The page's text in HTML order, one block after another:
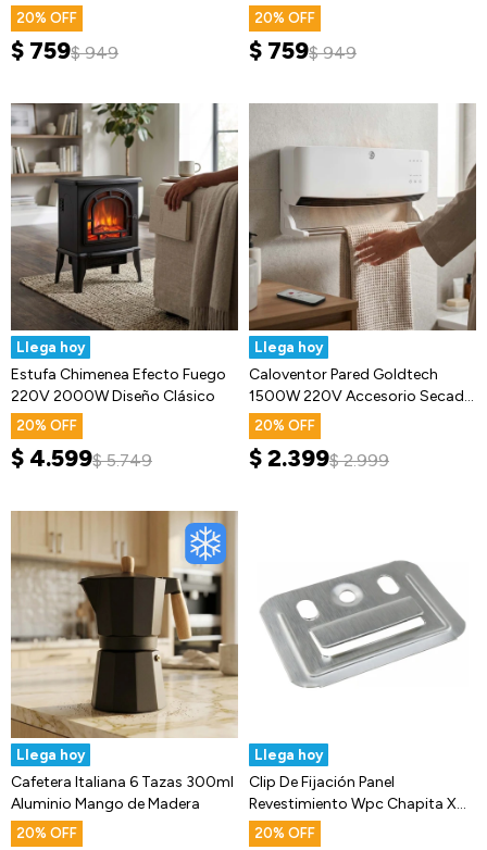
Calor
20
$ 759$ 949
Calor
20
$ 759$ 949
Llega hoy
Estufa Chimenea Efecto Fuego
220V 2000W Diseño Clásico
20
$ 4.599$ 5.749
Llega hoy
Caloventor Pared Goldtech
1500W 220V Accesorio Secado
Ropa
20
$2.399$ 2.999
Llega hoy
Cafetera Italiana 6 Tazas 300ml
Aluminio Mango de Madera
20
Llega hoy
Clip De Fijación Panel
Revestimiento Wpc Chapita X
100 uni
20